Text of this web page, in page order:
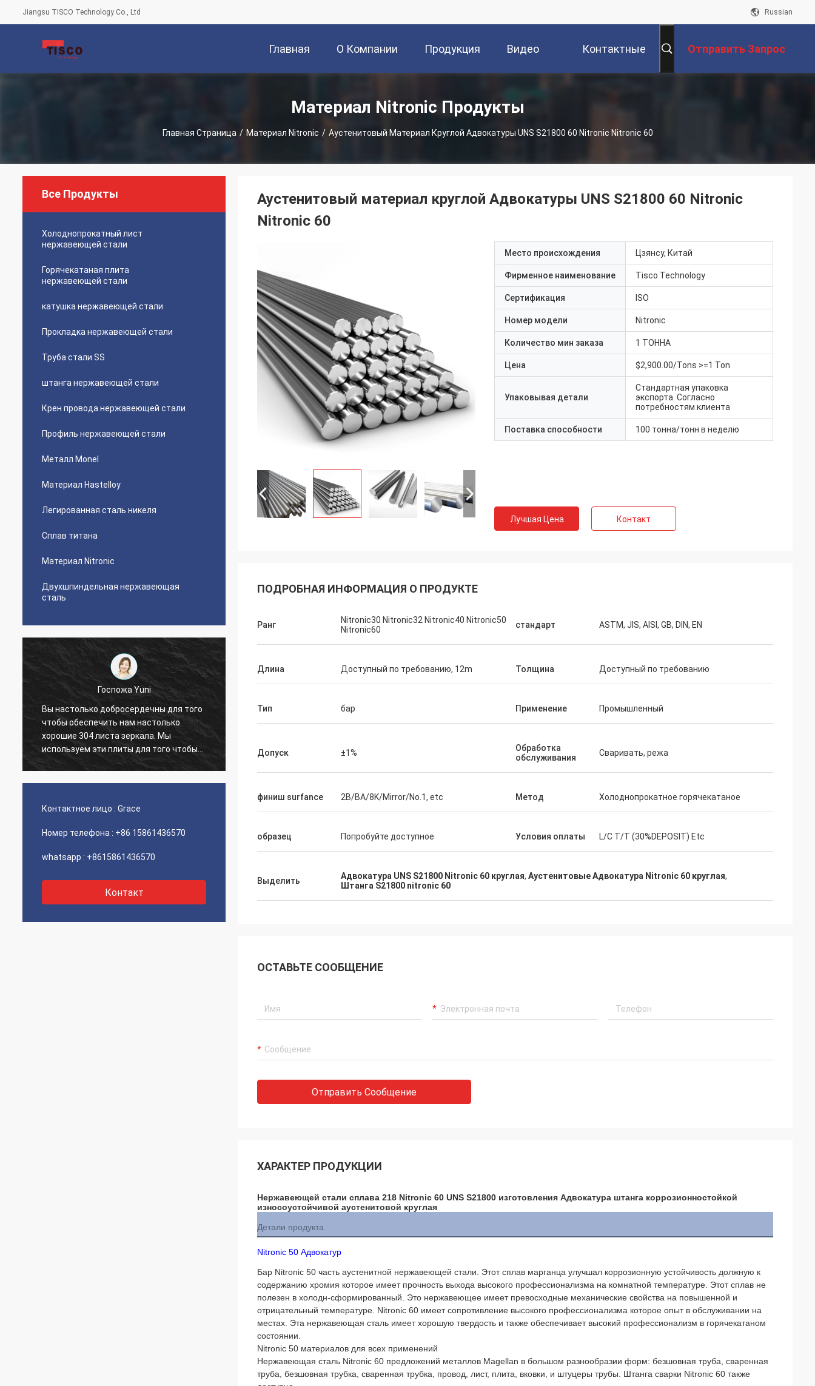
Jiangsu TISCO Technology Co., Ltd Russian
Главная
Страница
О Компании Продукция Видео Контактные Отправить Запрос
Материал Nitronic Продукты
Главная Страница / Материал Nitronic / Аустенитовый Материал Круглой Адвокатуры UNS S21800 60 Nitronic Nitronic 60
Все Продукты
Холоднопрокатный лист
нержавеющей стали
Горячекатаная плита
нержавеющей стали
катушка нержавеющей стали
Прокладка нержавеющей стали
Труба стали SS
штанга нержавеющей стали
Крен провода нержавеющей стали
Профиль нержавеющей стали
Металл Monel
Материал Hastelloy
Легированная сталь никеля
Сплав титана
Материал Nitronic
Двухшпиндельная нержавеющая
сталь
Госпожа Yuni
Вы настолько добросердечны для того
чтобы обеспечить нам настолько
хорошие 304 листа зеркала. Мы
используем эти плиты для того чтобы
сделать лифты. Спасибо!
Diego Nemer
The quality of the pipes is very good, very
Контактное лицо : Grace
Номер телефона : +86 15861436570
whatsapp : +8615861436570
Контакт
Аустенитовый материал круглой Адвокатуры UNS S21800 60 Nitronic
Nitronic 60
Место происхождения Цзянсу, Китай
Фирменное наименование Tisco Technology
Сертификация ISO
Номер модели Nitronic
Количество мин заказа 1 ТОННА
Цена $2,900.00/Tons >=1 Ton
Упаковывая детали
Стандартная упаковка
экспорта. Согласно
потребностям клиента
Поставка способности 100 тонна/тонн в неделю
Лучшая Цена Контакт
ПОДРОБНАЯ ИНФОРМАЦИЯ О ПРОДУКТЕ
Ранг
Nitronic30 Nitronic32 Nitronic40 Nitronic50
Nitronic60
стандарт ASTM, JIS, AISI, GB, DIN, EN
Длина Доступный по требованию, 12m Толщина Доступный по требованию
Тип бар Применение Промышленный
Допуск ±1%
Обработка
обслуживания
Сваривать, режа
финиш surfance 2B/BA/8K/Mirror/No.1, etc Метод Холоднопрокатное горячекатаное
образец Попробуйте доступное Условия оплаты L/C T/T (30%DEPOSIT) Etc
Выделить Адвокатура UNS S21800 Nitronic 60 круглая, Аустенитовые Адвокатура Nitronic 60 круглая,
Штанга S21800 nitronic 60
ОСТАВЬТЕ СООБЩЕНИЕ
Отправить Сообщение
ХАРАКТЕР ПРОДУКЦИИ
Нержавеющей стали сплава 218 Nitronic 60 UNS S21800 изготовления Адвокатура штанга коррозионностойкой
износоустойчивой аустенитовой круглая
Детали продукта
Nitronic 50 Адвокатур
Бар Nitronic 50 часть аустенитной нержавеющей стали. Этот сплав марганца улучшал коррозионную устойчивость должную к
содержанию хромия которое имеет прочность выхода высокого профессионализма на комнатной температуре. Этот сплав не
полезен в холодн-сформированный. Это нержавеющее имеет превосходные механические свойства на повышенной и
отрицательный температуре. Nitronic 60 имеет сопротивление высокого профессионализма которое опыт в обслуживании на
местах. Эта нержавеющая сталь имеет хорошую твердость и также обеспечивает высокий профессионализм в горячекатаном
состоянии.
Nitronic 50 материалов для всех применений
Нержавеющая сталь Nitronic 60 предложений металлов Magellan в большом разнообразии форм: безшовная труба, сваренная
труба, безшовная трубка, сваренная трубка, провод, лист, плита, вковки, и штуцеры трубы. Штанга сварки Nitronic 60 также